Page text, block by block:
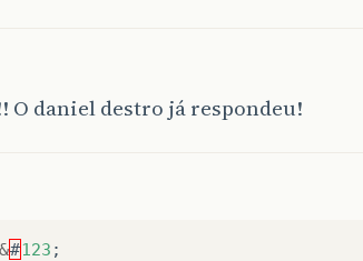
daniel destro já respondeu!
&#123 ;